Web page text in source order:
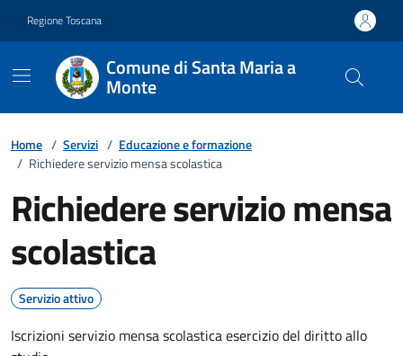
Regione Toscana
Comune di Santa Maria a
Monte
Home / Servizi / Educazione e formazione
/ Richiedere servizio mensa scolastica
Richiedere servizio mensa
scolastica
Servizio attivo
Iscrizioni servizio mensa scolastica esercizio del diritto allo